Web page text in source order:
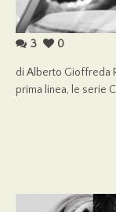
3
0
di Alberto Gioffreda
prima linea, le serie